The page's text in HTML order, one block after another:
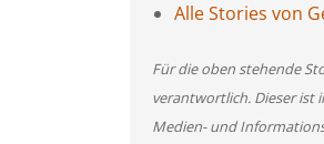
Alle Stories von
Für die oben stehende
verantwortlich. Dieser ist
Medien- und